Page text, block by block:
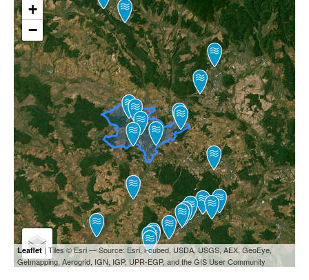
+
−
Leaflet| Tiles © Esri — Source: Esri, i-cubed, USDA, USGS, AEX, GeoEye,
Getmapping, Aerogrid, IGN, IGP, UPR-EGP, and the GIS User Community